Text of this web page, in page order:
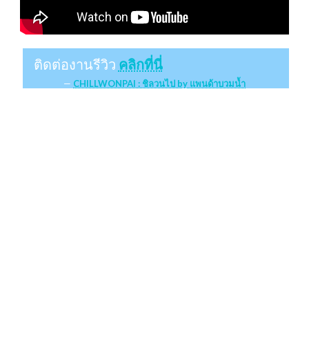
ติดต่องานรีวิว คลิกที่นี่
CHILLWONPAI : ชิลวนไป by แพนด้าบวมน้ำ